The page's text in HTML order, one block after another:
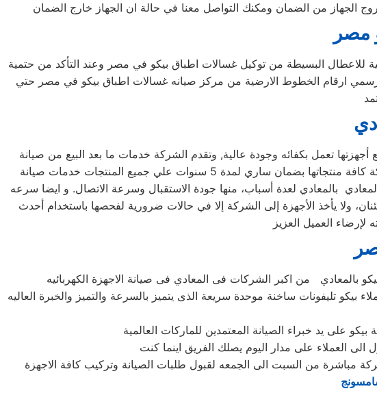
الجهاز من الضمان ومكنك التواصل معنا في حالة ان الجهاز خارج الضمان
مصر
للاعطال البسيطة من توكيل غسالات اطباق بيكو في مصر وعند التأكد من حتمية
ارقام الخطوط الارضية من مركز صيانه غسالات اطباق بيكو في مصر حتي
تعمل بكفائه وجودة عالية, وتقدم الشركة خدمات ما بعد البيع من صيانة
دورية علي كافة الاجهزة لضمان سلامة أجهزتك سواء كانت ( ثلاجة – غسالة – بوتاجاز – ديب فريزر ) وتضمن الشركة كافة منتجاتها بضمان ساري لمدة 5 سنوات علي جميع المنتجات خدمات صيانة
عملاء من بيكو في المعادي بالمعادي لعدة أسباب، منها جودة الاستقبال وسرعة الاتصال. و ايضا سرعه
ولا يأخذ الأجهزة إلى الشركة إلا في حالات ضرورية لفحصها باستخدام أحدث
بيكو تليفونات ساخنة موحدة سريعة الذى يتميز بالسرعة والتميز والخبرة العاليه
مباشرة من السبت الى الجمعه لقبول طلبات الصيانة وتركيب كافة الاجهزة